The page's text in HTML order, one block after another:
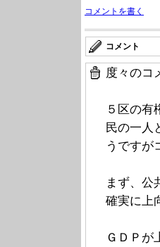
コメントを書く
コメント
度々のコ
５区の有
民の一人
うですが
まず、公
確実に上
ＧＤＰが